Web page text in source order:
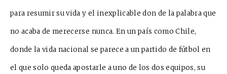
para resumir su vida y el inexplicable don de la palabra que
no acaba de merecerse nunca. En un país comoChile,
donde la vida nacional se parece a un partido de fútbol en
el que solo queda apostarle a uno de los dos equipos, su